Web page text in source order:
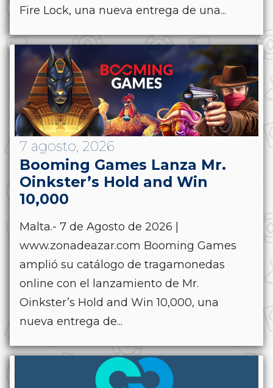
Fire Lock, una nueva entrega de una...
7 agosto, 2026
Booming Games Lanza Mr.
Oinkster’s Hold and Win
10,000
Malta.- 7 de Agosto de 2026 |
www.zonadeazar.com Booming Games
amplió su catálogo de tragamonedas
online con el lanzamiento de Mr.
Oinkster’s Hold and Win 10,000, una
nueva entrega de...